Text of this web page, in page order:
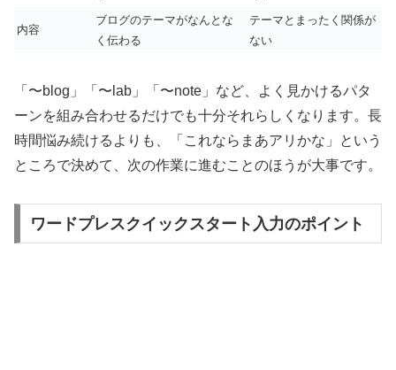
内容
ブログのテーマがなんとな
く伝わる
テーマとまったく関係が
ない
「〜blog」「〜lab」「〜note」など、よく見かけるパタ
ーンを組み合わせるだけでも十分それらしくなります。長
時間悩み続けるよりも、「これならまあアリかな」という
ところで決めて、次の作業に進むことのほうが大事です。
ワードプレスクイックスタート入力のポイント